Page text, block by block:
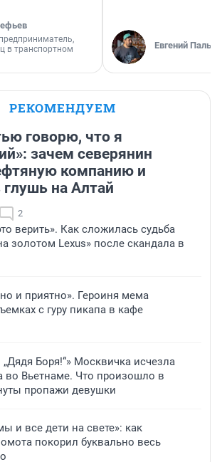
в транспортном
Евгений
РЕКОМЕНДУЕМ
говорю, что я
зачем северянин
компанию и
глушь на Алтай
2
верить». Как сложилась судьба
золотом Lexus» после скандала в
и приятно». Героиня мема
с гуру пикапа в кафе
„Дядя Боря!“» Москвичка исчезла
во Вьетнаме. Что произошло в
пропажи девушки
и все дети на свете»: как
покорил буквально весь